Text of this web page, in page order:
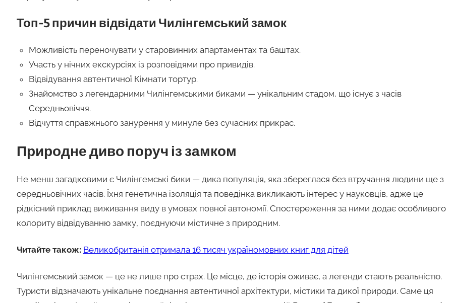
Топ-5 причин відвідати Чилінгемський замок
Можливість переночувати у старовинних апартаментах та баштах.
Участь у нічних екскурсіях із розповідями про привидів.
Відвідування автентичної Кімнати тортур.
Знайомство з легендарними Чилінгемськими биками — унікальним стадом, що існує з часів
Середньовіччя.
Відчуття справжнього занурення у минуле без сучасних прикрас.
Природне диво поруч із замком
Не менш загадковими є Чилінгемські бики — дика популяція, яка збереглася без втручання людини ще з
середньовічних часів. Їхня генетична ізоляція та поведінка викликають інтерес у науковців, адже це
рідкісний приклад виживання виду в умовах повної автономії. Спостереження за ними додає особливого
колориту відвідуванню замку, поєднуючи містичне з природним.
Читайте також: Великобританія отримала 16 тисяч україномовних книг для дітей
Чилінгемський замок — це не лише про страх. Це місце, де історія оживає, а легенди стають реальністю.
Туристи відзначають унікальне поєднання автентичної архітектури, містики та дикої природи. Саме ця